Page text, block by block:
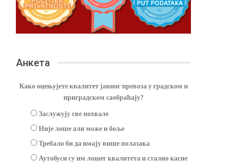
Анкета
Како оцењујете квалитет јавног превоза у градском и
приградском саобраћају?
Заслужују све похвале
Није лоше али може и боље
Требало би да имају више полазака
Аутобуси су им лошег квалитета и стално касне